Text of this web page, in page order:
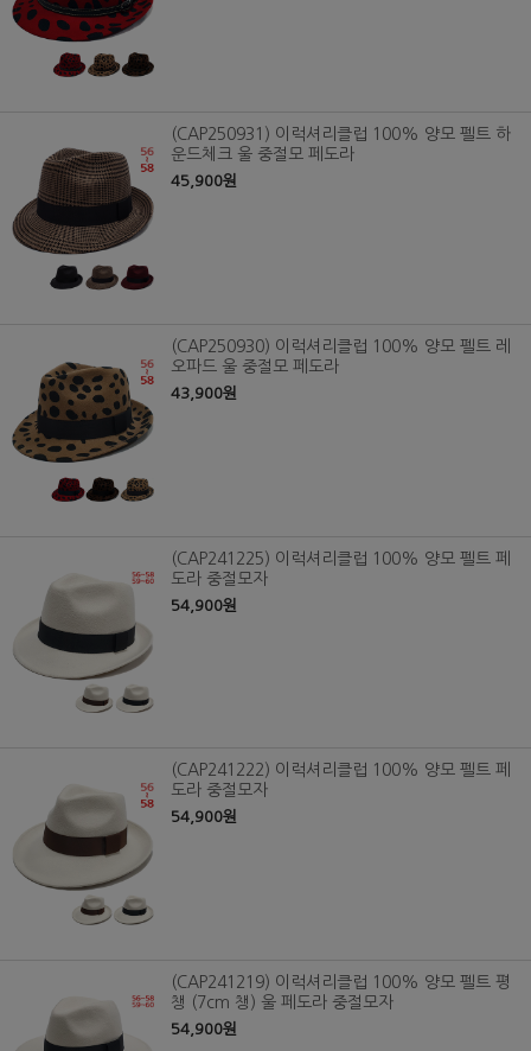
(CAP250931) 이럭셔리클럽 100% 양모 펠트 하
운드체크 울 중절모 페도라
45,900원
(CAP250930) 이럭셔리클럽 100% 양모 펠트 레
오파드 울 중절모 페도라
43,900원
(CAP241225) 이럭셔리클럽 100% 양모 펠트 페
도라 중절모자
54,900원
(CAP241222) 이럭셔리클럽 100% 양모 펠트 페
도라 중절모자
54,900원
(CAP241219) 이럭셔리클럽 100% 양모 펠트 평
챙 (7cm 챙) 울 페도라 중절모자
54,900원